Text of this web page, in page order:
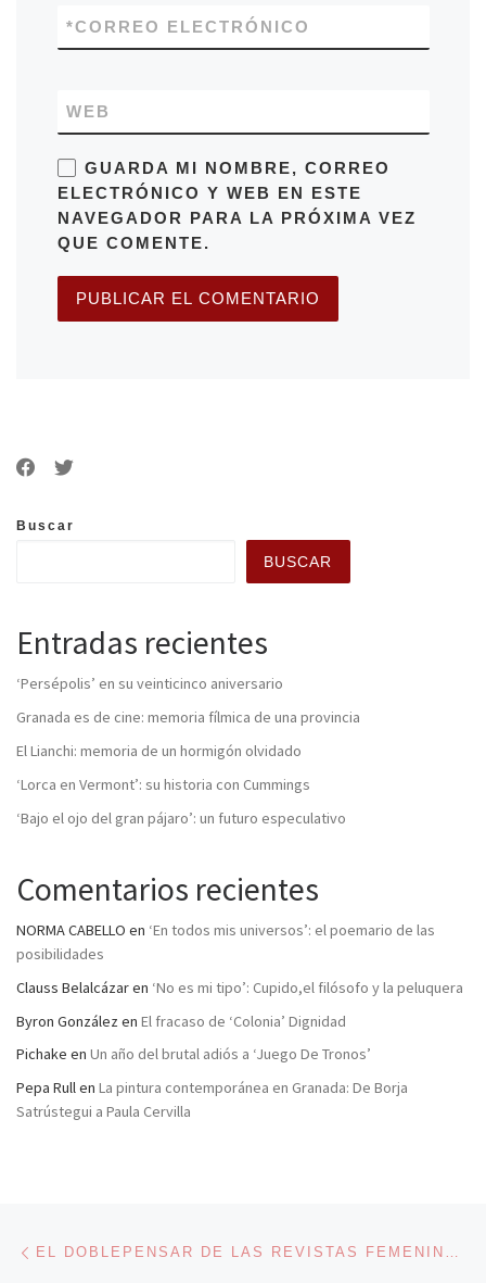
CORREO ELECTRÓNICO
*
WEB
GUARDA MI NOMBRE, CORREO
ELECTRÓNICO Y WEB EN ESTE
NAVEGADOR PARA LA PRÓXIMA VEZ
QUE COMENTE.
Buscar
BUSCAR
Entradas recientes
‘Persépolis’ en su veinticinco aniversario
Granada es de cine: memoria fílmica de una provincia
El Lianchi: memoria de un hormigón olvidado
‘Lorca en Vermont’: su historia con Cummings
‘Bajo el ojo del gran pájaro’: un futuro especulativo
Comentarios recientes
NORMA CABELLO en ‘En todos mis universos’: el poemario de las
posibilidades
Clauss Belalcázaren ‘No es mi tipo’: Cupido,el filósofo y la peluquera
Byron González en El fracaso de ‘Colonia’ Dignidad
Pichake en Un año del brutal adiós a ‘Juego De Tronos’
Pepa Rullen La pintura contemporánea en Granada: De Borja
Satrústegui a Paula Cervilla
Navegación de entradas EL DOBLEPENSAR DE LAS REVISTAS FEMENINAS: SOMETERSE ES DOMINAR